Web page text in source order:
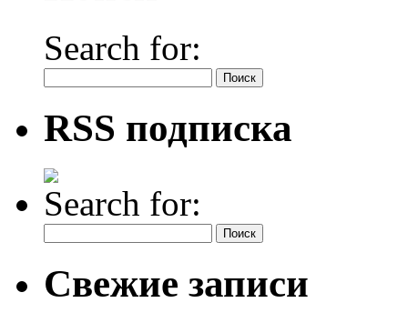
Search for:
RSS подписка
Search for:
Свежие записи